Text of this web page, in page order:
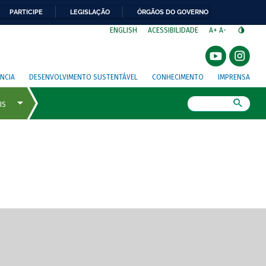
PARTICIPE LEGISLAÇÃO ÓRGÃOS DO GOVERNO
ENGLISH ACESSIBILIDADE A+ A-
DESENVOLVIMENTO SUSTENTÁVEL CONHECIMENTO IMPRENSA
de tela